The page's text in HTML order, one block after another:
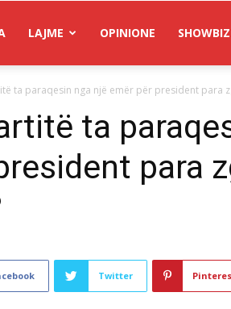
LAJME OPINIONE SHOWBIZ
ta paraqesin nga një emër për president para
ta
para
Twitter